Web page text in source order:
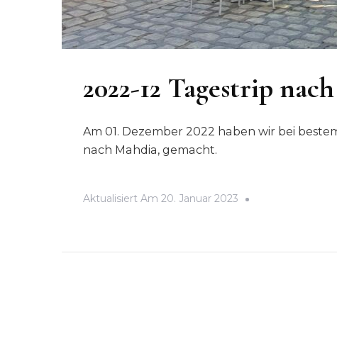
2022-12 Tagestrip
Am 01. Dezember 2022 haben wir bei
nach Mahdia, gemacht.
Aktualisiert Am 20. Januar 2023